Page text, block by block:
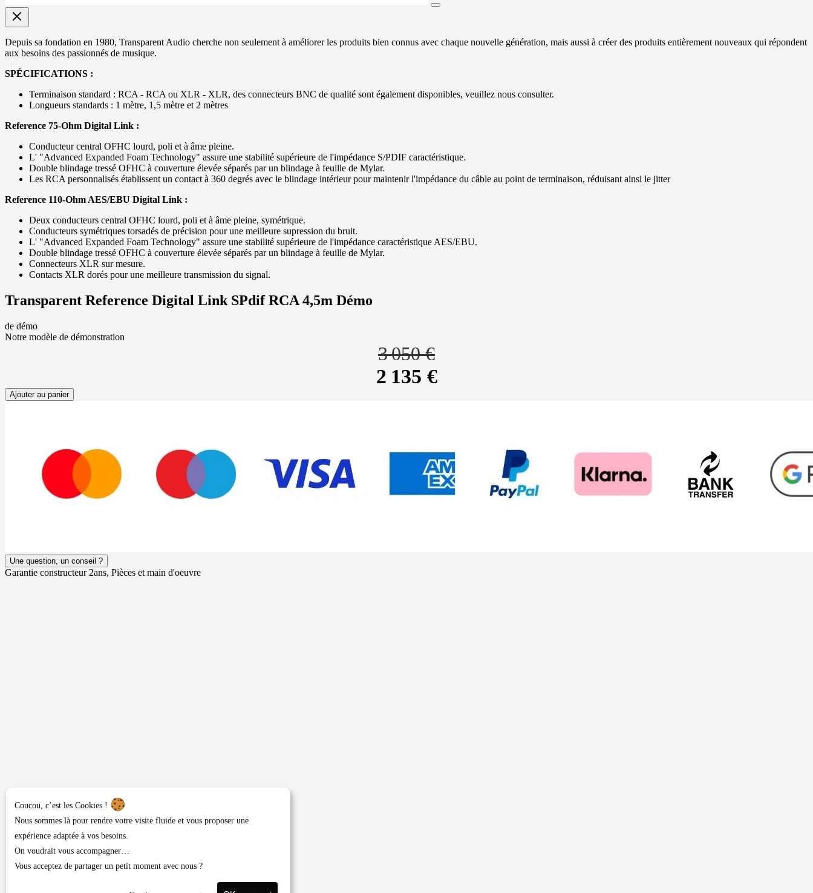
Depuis sa fondation en 1980, Transparent Audio cherche non seulement à améliorer les produits bien connus avec chaque nouvelle génération, mais aussi à créer des produits entièrement nouveaux qui répondent
aux besoins des passionnés de musique.
SPÉCIFICATIONS :
Terminaison standard : RCA - RCA ou XLR - XLR, des connecteurs BNC de qualité sont également disponibles, veuillez nous consulter.
Longueurs standards : 1 mètre, 1,5 mètre et 2 mètres
Reference 75-Ohm Digital Link :
Conducteur central OFHC lourd, poli et à âme pleine.
L' "Advanced Expanded Foam Technology" assure une stabilité supérieure de l'impédance S/PDIF caractéristique.
Double blindage tressé OFHC à couverture élevée séparés par un blindage à feuille de Mylar.
Les RCA personnalisés établissent un contact à 360 degrés avec le blindage intérieur pour maintenir l'impédance du câble au point de terminaison, réduisant ainsi le jitter
Reference 110-Ohm AES/EBU Digital Link :
Deux conducteurs central OFHC lourd, poli et à âme pleine, symétrique.
Conducteurs symétriques torsadés de précision pour une meilleure supression du bruit.
L' "Advanced Expanded Foam Technology" assure une stabilité supérieure de l'impédance caractéristique AES/EBU.
Double blindage tressé OFHC à couverture élevée séparés par un blindage à feuille de Mylar.
Connecteurs XLR sur mesure.
Contacts XLR dorés pour une meilleure transmission du signal.
Transparent Reference Digital Link SPdif RCA 4,5m Démo
de démo
Notre modèle de démonstration
3 050 €
2 135 €
Ajouter au panier
Une question, un conseil ?
Garantie constructeur 2ans, Pièces et main d'oeuvre
Coucou, c’est les Cookies !
Nous sommes là pour rendre votre visite fluide et vous proposer une
expérience adaptée à vos besoins.
On voudrait vous accompagner…
Vous acceptez de partager un petit moment avec nous ?